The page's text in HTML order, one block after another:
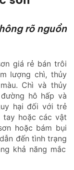
rõ nguồn
giá rẻ bán trôi
lượng chì, thủy
Chì và thủy
hô hấp và
hại đối với trẻ
tay hoặc các vật
hoặc bám bụi
đến tình trạng
khả năng mắc